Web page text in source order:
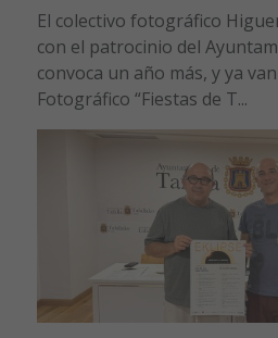
El colectivo fotográfico
con el patrocinio del
convoca un año más, y ya
Fotográfico “Fiestas de T...